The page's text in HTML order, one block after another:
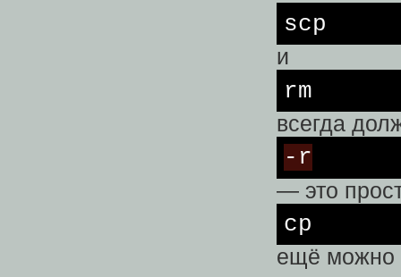
scp
и
rm
всегда
-r
— это
cp
ещё можно